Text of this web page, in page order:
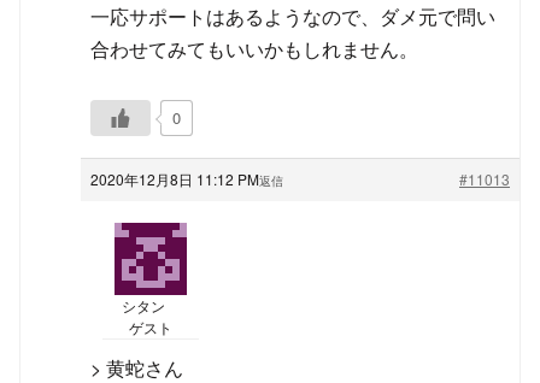
一応サポートはあるようなので、ダメ元で問い
合わせてみてもいいかもしれません。
0
2020年12月8日 11:12 PM #11013
返信
シタン
ゲスト
> 黄蛇さん